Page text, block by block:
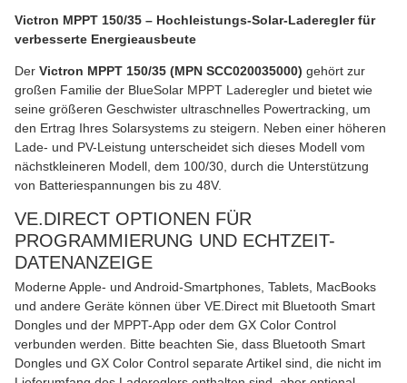
Victron MPPT 150/35 – Hochleistungs-Solar-Laderegler für
verbesserte Energieausbeute
Der Victron MPPT 150/35 (MPN SCC020035000) gehört zur
großen Familie der BlueSolar MPPT Laderegler und bietet wie
seine größeren Geschwister ultraschnelles Powertracking, um
den Ertrag Ihres Solarsystems zu steigern. Neben einer höheren
Lade- und PV-Leistung unterscheidet sich dieses Modell vom
nächstkleineren Modell, dem 100/30, durch die Unterstützung
von Batteriespannungen bis zu 48V.
VE.DIRECT OPTIONEN FÜR
PROGRAMMIERUNG UND ECHTZEIT-
DATENANZEIGE
Moderne Apple- und Android-Smartphones, Tablets, MacBooks
und andere Geräte können über VE.Direct mit Bluetooth Smart
Dongles und der MPPT-App oder dem GX Color Control
verbunden werden. Bitte beachten Sie, dass Bluetooth Smart
Dongles und GX Color Control separate Artikel sind, die nicht im